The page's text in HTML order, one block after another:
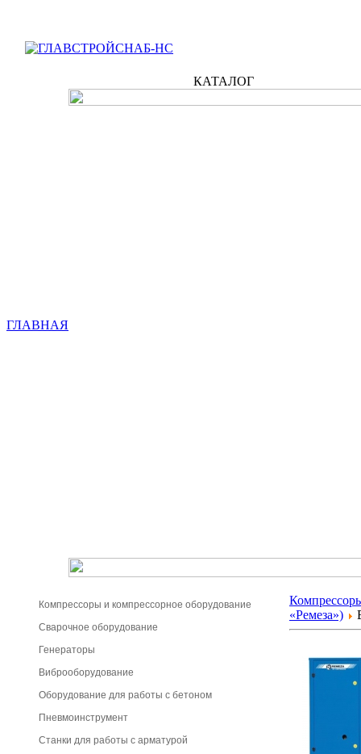
ГЛАВНАЯ
КАТАЛОГ
Компрессоры и компрессорное оборудование
Сварочное оборудование
Генераторы
Виброоборудование
Оборудование для работы с бетоном
Пневмоинструмент
Станки для работы с арматурой
«Ремеза»)